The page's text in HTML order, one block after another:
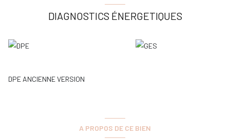
DIAGNOSTICS ÉNERGETIQUES
DPE ANCIENNE VERSION
A PROPOS DE CE BIEN